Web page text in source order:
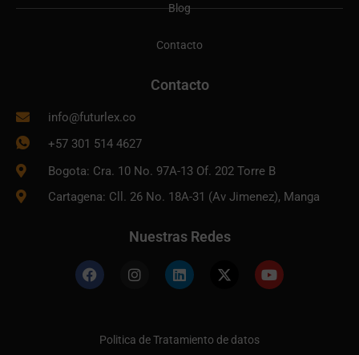
Blog
Contacto
Contacto
info@futurlex.co
+57 301 514 4627
Bogota: Cra. 10 No. 97A-13 Of. 202 Torre B
Cartagena: Cll. 26 No. 18A-31 (Av Jimenez), Manga
Nuestras Redes
Politica de Tratamiento de datos